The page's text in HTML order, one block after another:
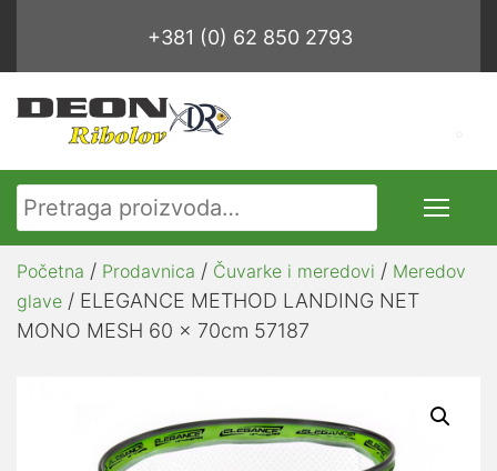
+381 (0) 62 850 2793
Pretraga za:
Početna / Prodavnica / Čuvarke i meredovi / Meredov
glave / ELEGANCE METHOD LANDING NET
MONO MESH 60 x 70cm 57187